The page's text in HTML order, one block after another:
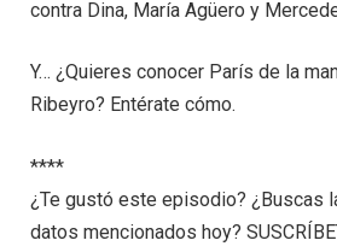
contra Dina, María Agüero y
Y… ¿Quieres conocer París de la
Ribeyro? Entérate cómo.
****
¿Te gustó este episodio? ¿Buscas
datos mencionados hoy?